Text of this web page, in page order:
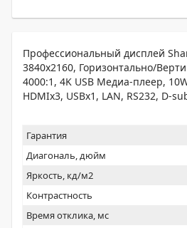
Профессиональный дисплей
3840x2160, Горизонтально/
4000:1, 4K USB Медиа-плеер,
HDMIx3, USBx1, LAN, RS232, D-
Гарантия
Диагональ, дюйм
Яркость, кд/м2
Контрастность
Время отклика, мс